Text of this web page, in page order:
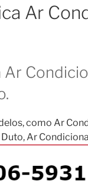
Ar
como Ar
Ar